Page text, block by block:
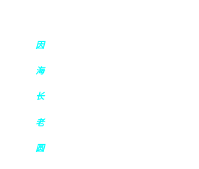
因
海
长
老
圆